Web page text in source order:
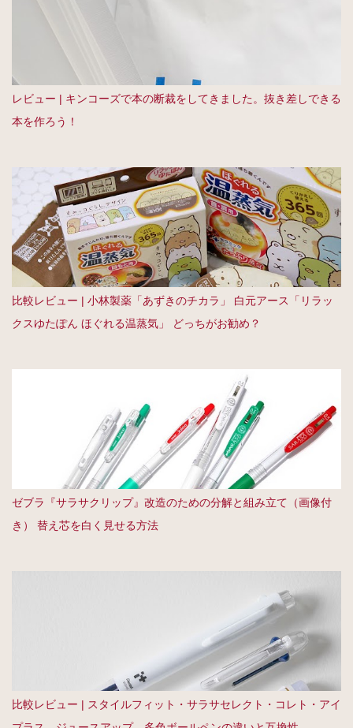
レビュー | キンコーズで本の断裁をしてきました。抜き差しできる
本を作ろう！
比較レビュー | 小林製薬「あずきのチカラ」 白元アース「リラッ
クスゆたぽん ほぐれる温蒸気」 どっちがお勧め？
ゼブラ『サラサクリップ』改造のための分解と組み立て（画像付
き） 替え芯を白く見せる方法
比較レビュー | スタイルフィット・サラサセレクト・コレト・アイ